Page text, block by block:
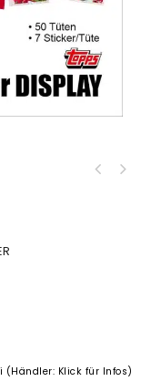
(Händler: Klick für Infos)